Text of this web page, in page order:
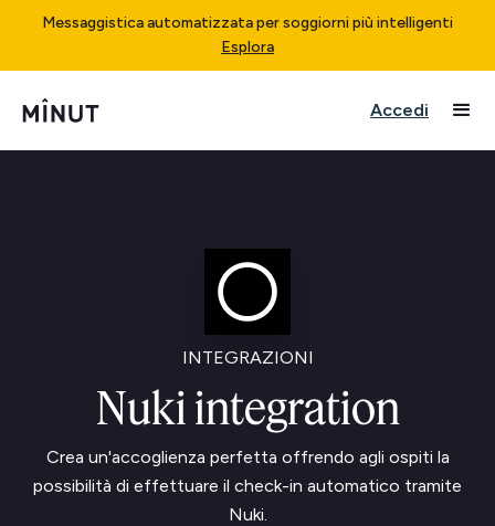
Messaggistica automatizzata per soggiorni più intelligenti
Esplora
Accedi
INTEGRAZIONI
Nuki integration
Crea un'accoglienza perfetta offrendo agli ospiti la
possibilità di effettuare il check-in automatico tramite
Nuki.